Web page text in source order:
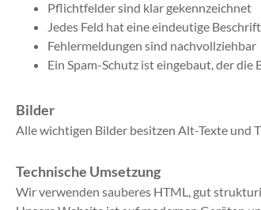
Pflichtfelder sind klar gekennzeichnet
Jedes Feld hat eine eindeutige
Fehlermeldungen sind nachvollziehbar
Ein Spam-Schutz ist eingebaut, der
Bilder
Alle wichtigen Bilder besitzen Alt-Texte und
Technische Umsetzung
Wir verwenden sauberes HTML, gut